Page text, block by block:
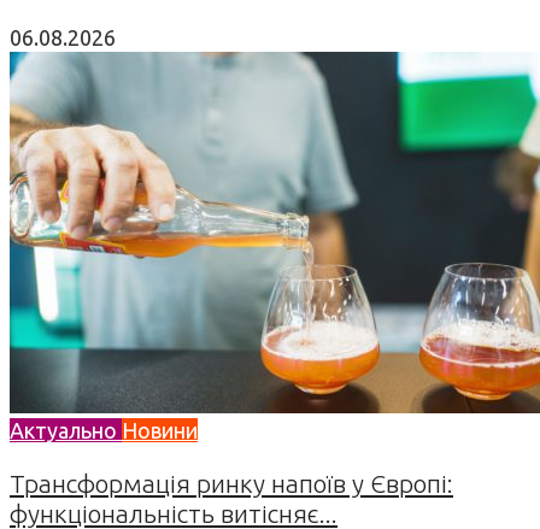
06.08.2026
Актуально Новини
Трансформація ринку напоїв у Європі:
функціональність витісняє...